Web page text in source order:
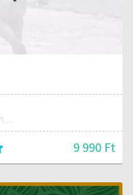
Dobos Áron - FEI ló masszás és manuálterapeuta
9 990 Ft